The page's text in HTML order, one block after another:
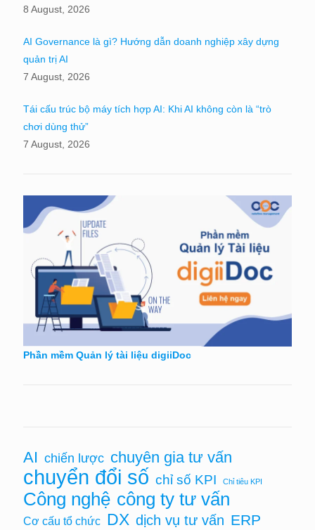
8 August, 2026
AI Governance là gì? Hướng dẫn doanh nghiệp xây dựng
quản trị AI
7 August, 2026
Tái cấu trúc bộ máy tích hợp AI: Khi AI không còn là “trò
chơi dùng thử”
7 August, 2026
Phần mềm Quản lý tài liệu digiiDoc
AI chiến lược chuyên gia tư vấn
chuyển đổi số chỉ số KPI Chỉ tiêu KPI
Công nghệ công ty tư vấn
Cơ cấu tổ chức DX dịch vụ tư vấn ERP